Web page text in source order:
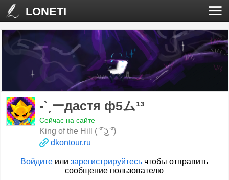
LONETI
-ˋˏーдастя ф5ム¹³
Сейчас на сайте
King of the Hill ( ͡° ͜ʖ ͡°)
dkontour.ru
Войдите илизарегистрируйтесь чтобы отправить
сообщение пользователю